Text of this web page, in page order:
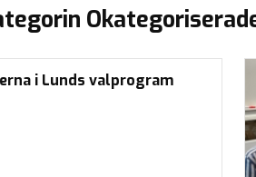
i Lunds valprogram